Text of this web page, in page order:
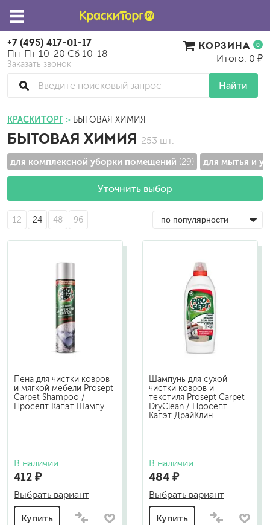
+7 (495) 417-01-17
Пн-Пт 10-20 Сб 10-18
Заказать звонок
Найти
КОРЗИНА 0
Итого: 0 ₽
КРАСКИТОРГ БЫТОВАЯ ХИМИЯ
БЫТОВАЯ ХИМИЯ 253 шт.
для комплексной уборки помещений (29) для мытья и
Уточнить выбор
12 24 48 96
Пена для чистки ковров
и мягкой мебели Prosept
Carpet Shampoo /
Просепт Капэт Шампу
В наличии
412 ₽
Выбрать вариант
Купить
Шампунь для сухой
чистки ковров и
текстиля Prosept Carpet
DryClean / Просепт
Капэт ДрайКлин
В наличии
484 ₽
Выбрать вариант
Купить